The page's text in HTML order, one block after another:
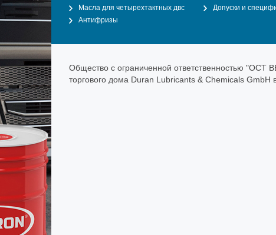
Масла для четырехтактных двс
Антифризы
Допуски и
Общество с ограниченной ответственностью
торгового дома Duran Lubricants & Chemicals GmbH